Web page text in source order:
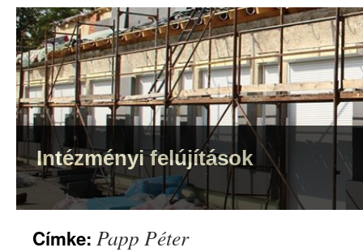
Intézményi felújítások
Címke: Papp Péter